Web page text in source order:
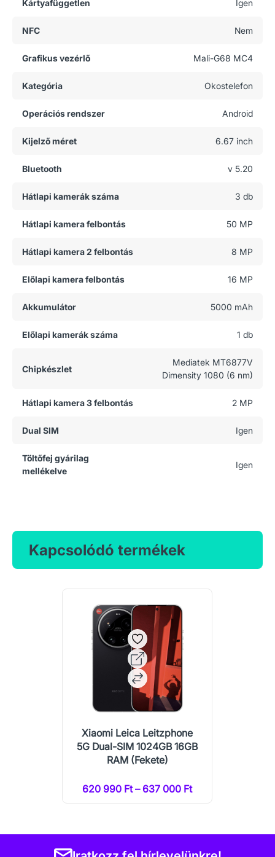
Kártyafüggetlen Igen
NFC Nem
Grafikus vezérlő Mali-G68 MC4
Kategória Okostelefon
Operációs rendszer Android
Kijelző méret 6.67 inch
Bluetooth v 5.20
Hátlapi kamerák száma 3 db
Hátlapi kamera felbontás 50 MP
Hátlapi kamera 2 felbontás 8 MP
Előlapi kamera felbontás 16 MP
Akkumulátor 5000 mAh
Előlapi kamerák száma 1 db
Chipkészlet
Mediatek MT6877V
Dimensity 1080 (6 nm)
Hátlapi kamera 3 felbontás 2 MP
Dual SIM Igen
Töltőfej gyárilag
mellékelve
Igen
Kapcsolódó termékek
Xiaomi Leica Leitzphone
5G Dual-SIM 1024GB 16GB
RAM (Fekete)
620 990 Ft – 637 000 Ft